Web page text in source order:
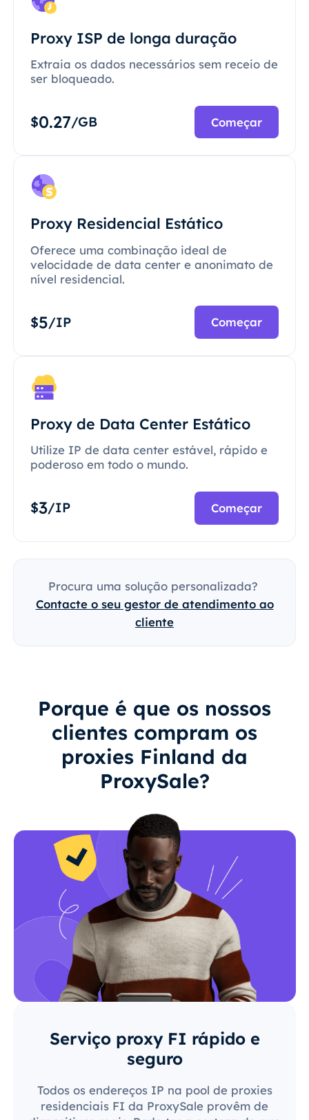
Proxy ISP de longa duração
Extraia os dados necessários sem receio de
ser bloqueado.
$0.27/GB Começar
Proxy Residencial Estático
Oferece uma combinação ideal de
velocidade de data center e anonimato de
nível residencial.
$5/IP Começar
Proxy de Data Center Estático
Utilize IP de data center estável, rápido e
poderoso em todo o mundo.
$3/IP Começar
Procura uma solução personalizada?
Contacte o seu gestor de atendimento ao
cliente
Porque é que os nossos
clientes compram os
proxies Finland da
ProxySale?
Serviço proxy FI rápido e
seguro
Todos os endereços IP na pool de proxies
residenciais FI da ProxySale provêm de